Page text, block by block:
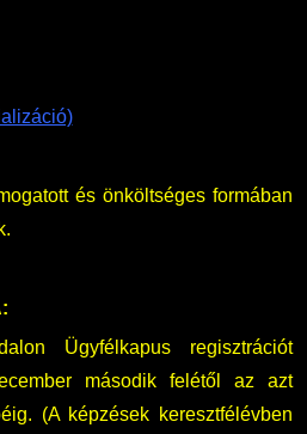
és önköltséges formában
Ügyfélkapus regisztrációt
második felétől az azt
(A képzések keresztfélévben